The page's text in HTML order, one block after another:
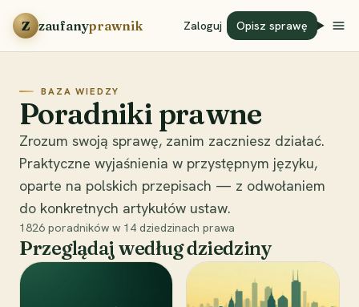
Przejdź do treści
Z zaufanyprawnik Zaloguj Opisz sprawę
BAZA WIEDZY
Poradniki prawne
Zrozum swoją sprawę, zanim zaczniesz działać.
Praktyczne wyjaśnienia w przystępnym języku,
oparte na polskich przepisach — z odwołaniem
do konkretnych artykułów ustaw.
1826 poradników w 14 dziedzinach prawa
Przeglądaj według dziedziny